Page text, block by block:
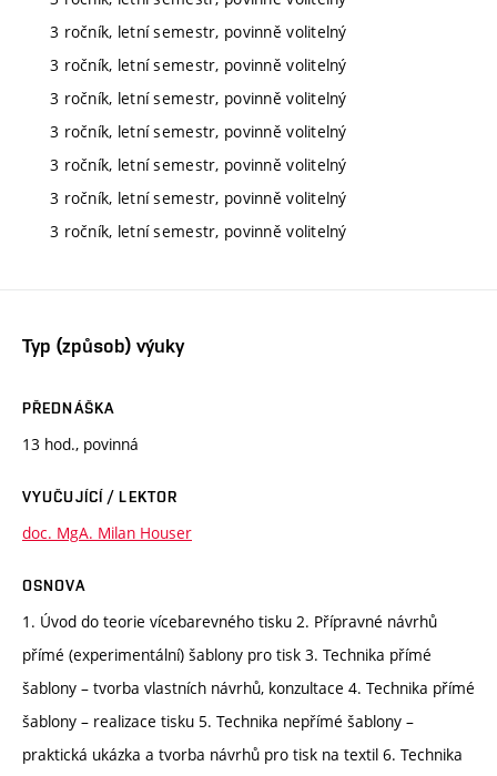
3 ročník, letní semestr, povinně volitelný
3 ročník, letní semestr, povinně volitelný
3 ročník, letní semestr, povinně volitelný
3 ročník, letní semestr, povinně volitelný
3 ročník, letní semestr, povinně volitelný
3 ročník, letní semestr, povinně volitelný
3 ročník, letní semestr, povinně volitelný
Typ (způsob) výuky
PŘEDNÁŠKA
13 hod., povinná
VYUČUJÍCÍ / LEKTOR
doc. MgA. Milan Houser
OSNOVA
1. Úvod do teorie vícebarevného tisku 2. Přípravné návrhů
přímé (experimentální) šablony pro tisk 3. Technika přímé
šablony – tvorba vlastních návrhů, konzultace 4. Technika přímé
šablony – realizace tisku 5. Technika nepřímé šablony –
praktická ukázka a tvorba návrhů pro tisk na textil 6. Technika